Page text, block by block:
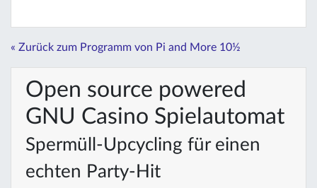
« Zurück zum Programm von Pi and More 10½
Open source powered
GNU Casino Spielautomat
Spermüll-Upcycling für einen
echten Party-Hit